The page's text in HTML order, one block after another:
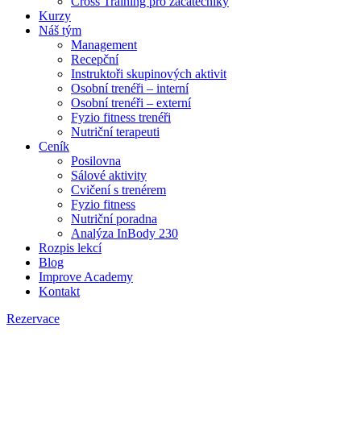
Kurzy
Náš tým
Management
Recepční
Instruktoři skupinových aktivit
Osobní trenéři – interní
Osobní trenéři – externí
Fyzio fitness trenéři
Nutriční terapeuti
Ceník
Posilovna
Sálové aktivity
Cvičení s trenérem
Fyzio fitness
Nutriční poradna
Analýza InBody 230
Rozpis lekcí
Blog
Improve Academy
Kontakt
Rezervace